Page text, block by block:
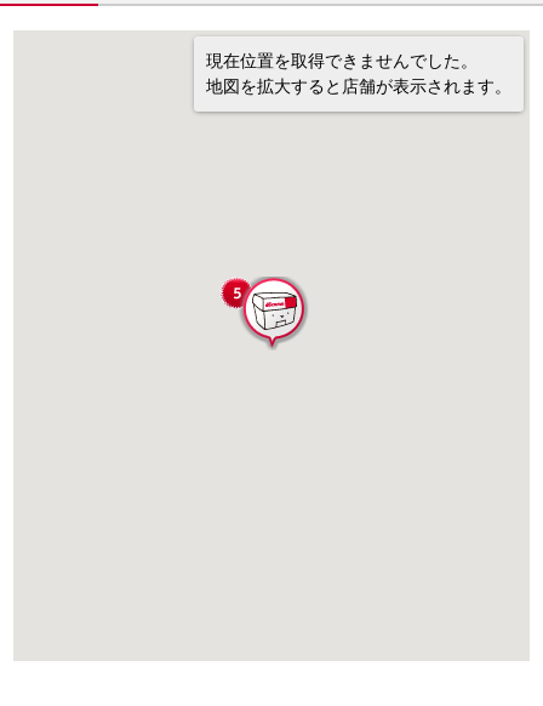
現在位置を取得できませんでした。
地図を拡大すると店舗が表示されます。